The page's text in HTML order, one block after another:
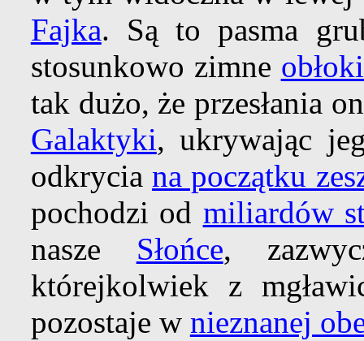
Fajka. Są to pasma
stosunkowo zimne
tak dużo, że przesłania
Galaktyki, ukrywając
odkrycia na początku
pochodzi od miliardów
nasze Słońce,
którejkolwiek z
pozostaje w nieznanej